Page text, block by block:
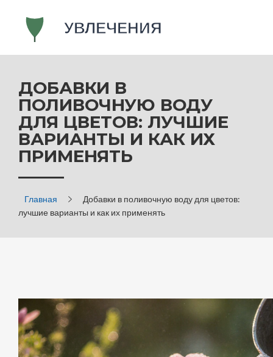
ДОБАВКИ В
ПОЛИВОЧНУЮ ВОДУ
ДЛЯ ЦВЕТОВ: ЛУЧШИЕ
ВАРИАНТЫ И КАК ИХ
ПРИМЕНЯТЬ
Главная
Добавки в поливочную воду для цветов:
лучшие варианты и как их применять